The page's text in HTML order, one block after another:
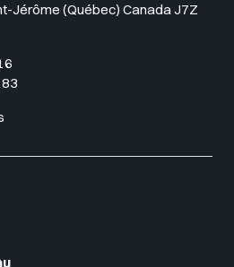
Jérôme (Québec) Canada J7Z